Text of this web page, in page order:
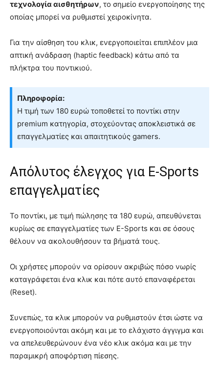
τεχνολογία αισθητήρων, το σημείο ενεργοποίησης της
οποίας μπορεί να ρυθμιστεί χειροκίνητα.
Για την αίσθηση του κλικ, ενεργοποιείται επιπλέον μια
απτική ανάδραση (haptic feedback) κάτω από τα
πλήκτρα του ποντικιού.
Πληροφορία:
Η τιμή των 180 ευρώ τοποθετεί το ποντίκι στην
premium κατηγορία, στοχεύοντας αποκλειστικά σε
επαγγελματίες και απαιτητικούς gamers.
Απόλυτος έλεγχος για E-Sports
επαγγελματίες
Το ποντίκι, με τιμή πώλησης τα 180 ευρώ, απευθύνεται
κυρίως σε επαγγελματίες των E-Sports και σε όσους
θέλουν να ακολουθήσουν τα βήματά τους.
Οι χρήστες μπορούν να ορίσουν ακριβώς πόσο νωρίς
καταγράφεται ένα κλικ και πότε αυτό επαναφέρεται
(Reset).
Συνεπώς, τα κλικ μπορούν να ρυθμιστούν έτσι ώστε να
ενεργοποιούνται ακόμη και με το ελάχιστο άγγιγμα και
να απελευθερώνουν ένα νέο κλικ ακόμα και με την
παραμικρή αποφόρτιση πίεσης.